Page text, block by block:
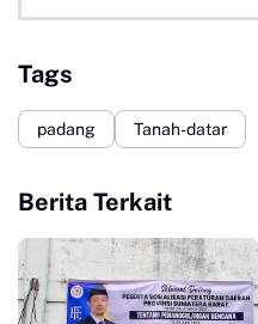
Tags
padang Tanah-datar
Berita Terkait